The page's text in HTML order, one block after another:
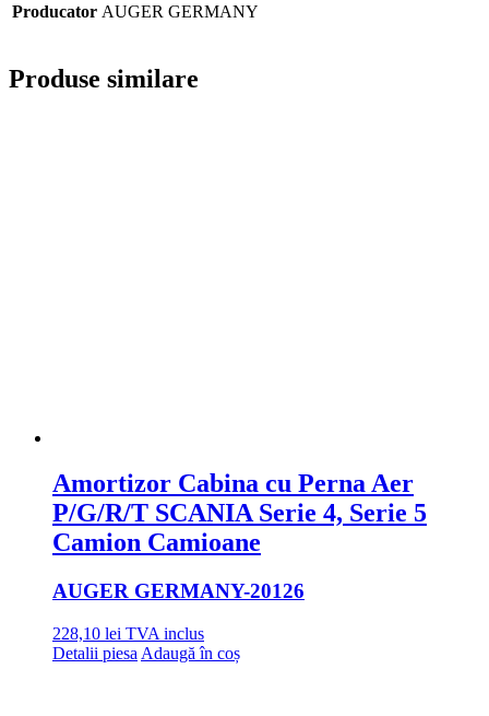
Producator AUGER GERMANY
Produse similare
Amortizor Cabina cu Perna Aer
P/G/R/T SCANIA Serie 4, Serie 5
Camion Camioane
AUGER GERMANY-20126
228,10 lei TVA inclus
Detalii piesa Adaugă în coș